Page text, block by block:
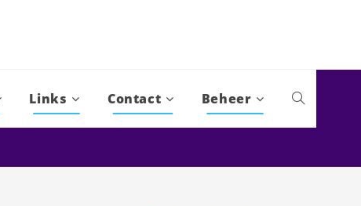
Links Contact Beheer Toggle